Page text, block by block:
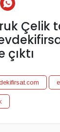
Çelik